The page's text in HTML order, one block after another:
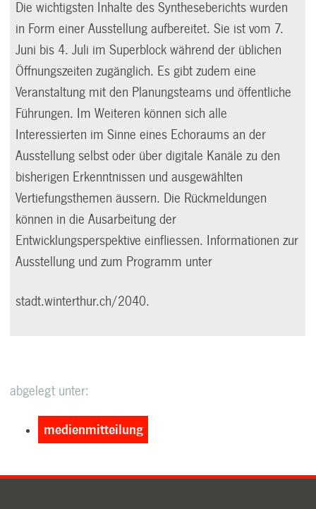
Die wichtigsten Inhalte des Syntheseberichts wurden
in Form einer Ausstellung aufbereitet. Sie ist vom 7.
Juni bis 4. Juli im Superblock während der üblichen
Öffnungszeiten zugänglich. Es gibt zudem eine
Veranstaltung mit den Planungsteams und öffentliche
Führungen. Im Weiteren können sich alle
Interessierten im Sinne eines Echoraums an der
Ausstellung selbst oder über digitale Kanäle zu den
bisherigen Erkenntnissen und ausgewählten
Vertiefungsthemen äussern. Die Rückmeldungen
können in die Ausarbeitung der
Entwicklungsperspektive einfliessen. Informationen zur
Ausstellung und zum Programm unter
stadt.winterthur.ch/2040.
abgelegt unter:
medienmitteilung